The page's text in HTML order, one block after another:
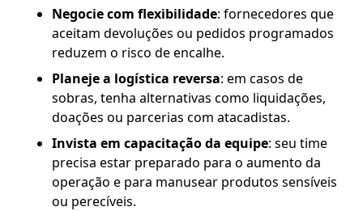
Negocie com flexibilidade: fornecedores que
aceitam devoluções ou pedidos programados
reduzem o risco de encalhe.
Planeje a logística reversa: em casos de
sobras, tenha alternativas como liquidações,
doações ou parcerias com atacadistas.
Invista em capacitação da equipe: seu time
precisa estar preparado para o aumento da
operação e para manusear produtos sensíveis
ou perecíveis.